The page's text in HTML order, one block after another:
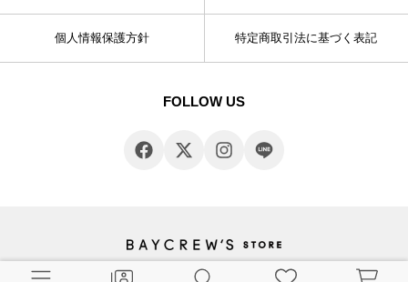
個人情報保護方針 特定商取引法に基づく表記
FOLLOW US
© BAYCREW’S CO., LTD. All rights reserved.